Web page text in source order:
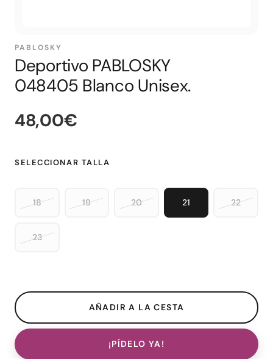
PABLOSKY
Deportivo PABLOSKY
048405 Blanco Unisex.
48,00€
SELECCIONAR TALLA
18 19 20 21 22
23
¡PÍDELO YA!